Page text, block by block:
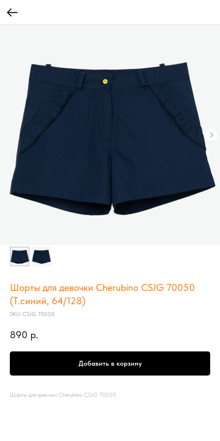
Шорты для девочки Cherubino CSJG 70050
(Т.синий, 64/128)
SKU: CSJG 70050
890 р.
Добавить в корзину
Шорты для девочки Cherubino CSJG 70050